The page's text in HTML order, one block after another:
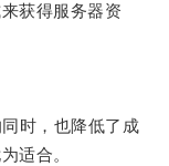
获得服务器资
时，也降低了成
适合。